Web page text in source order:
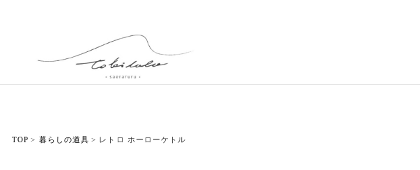
TOP 暮らしの道具 レトロ ホーローケトル